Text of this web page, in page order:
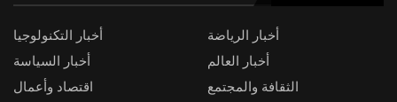
أخبار التكنولوجيا
أخبار الرياضة
أخبار السياسة
أخبار العالم
اقتصاد وأعمال
الثقافة والمجتمع